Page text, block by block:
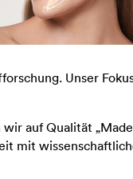
Unser
auf Qualität
mit